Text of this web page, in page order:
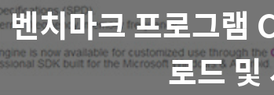
벤치마크 프로그
로드 및